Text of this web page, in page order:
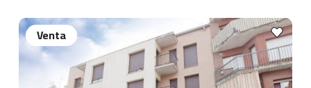
Venta